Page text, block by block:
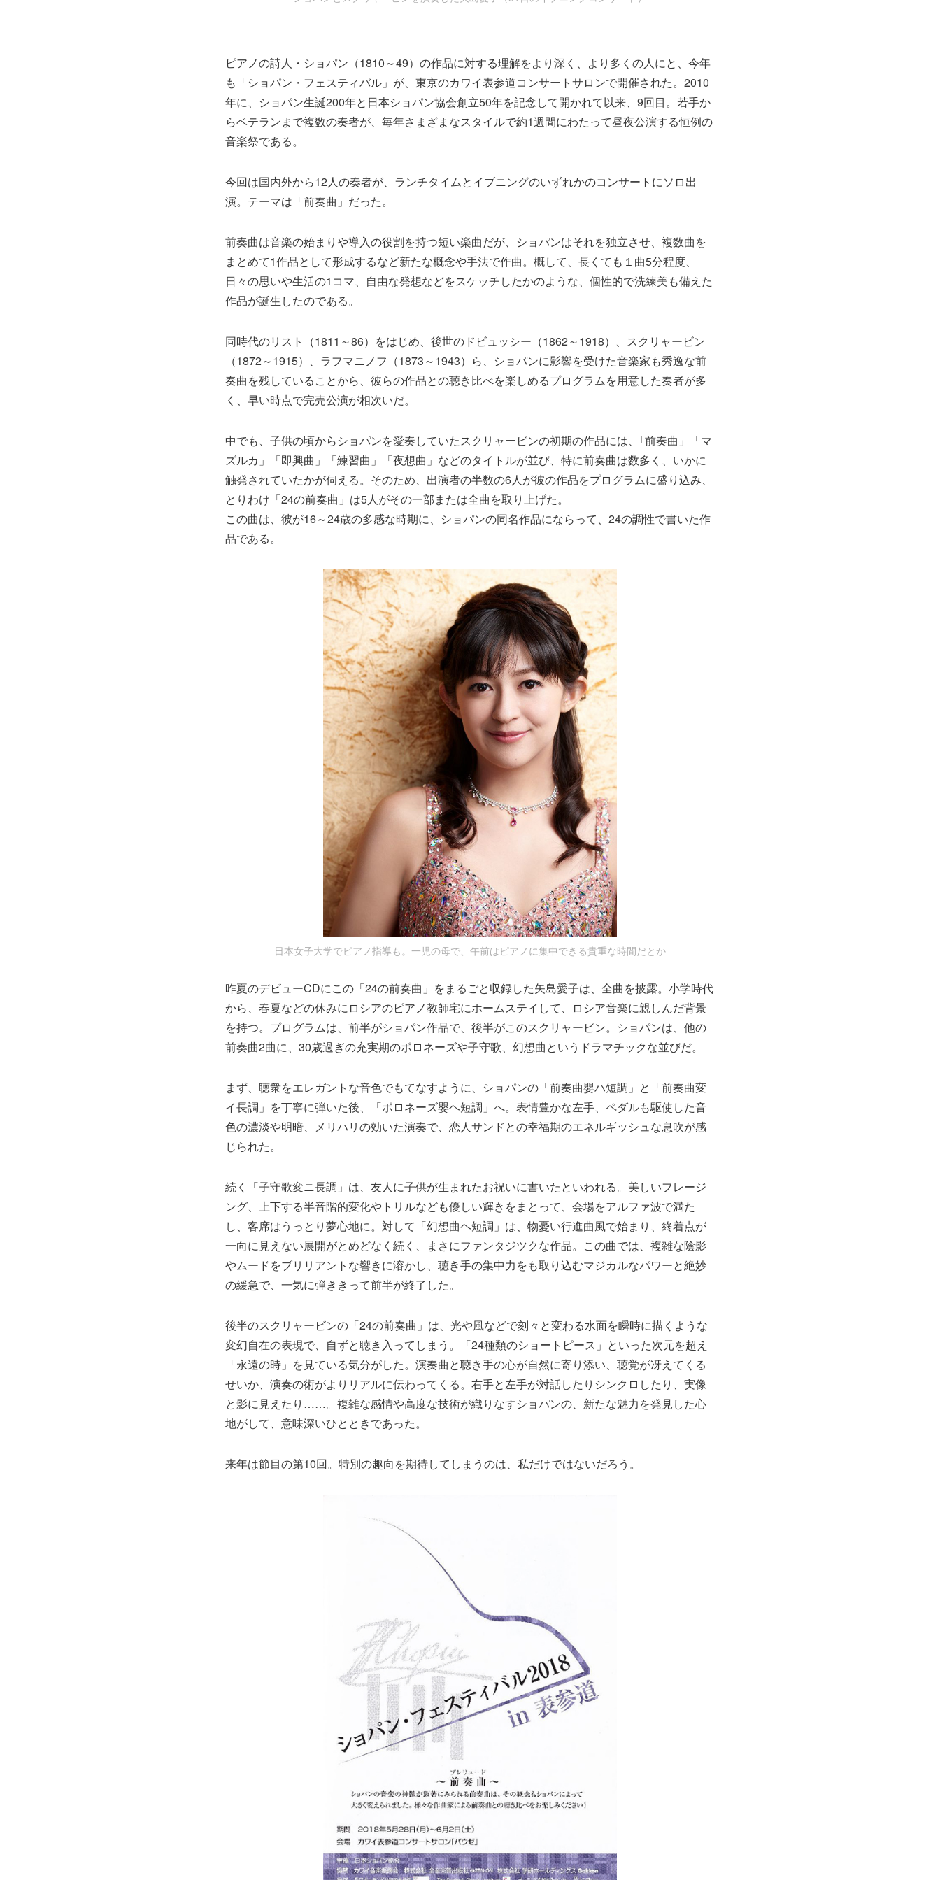
ピアノの詩人・ショパン（1810～49）の作品に対する理解をより深く、より多くの人にと、今年
も「ショパン・フェスティバル」が、東京のカワイ表参道コンサートサロンで開催された。2010
年に、ショパン生誕200年と日本ショパン協会創立50年を記念して開かれて以来、9回目。若手か
らベテランまで複数の奏者が、毎年さまざまなスタイルで約1週間にわたって昼夜公演する恒例の
音楽祭である。
今回は国内外から12人の奏者が、ランチタイムとイブニングのいずれかのコンサートにソロ出
演。テーマは「前奏曲」だった。
前奏曲は音楽の始まりや導入の役割を持つ短い楽曲だが、ショパンはそれを独立させ、複数曲を
まとめて1作品として形成するなど新たな概念や手法で作曲。概して、長くても１曲5分程度、
日々の思いや生活の1コマ、自由な発想などをスケッチしたかのような、個性的で洗練美も備えた
作品が誕生したのである。
同時代のリスト（1811～86）をはじめ、後世のドビュッシー（1862～1918）、スクリャービン
（1872～1915）、ラフマニノフ（1873～1943）ら、ショパンに影響を受けた音楽家も秀逸な前
奏曲を残していることから、彼らの作品との聴き比べを楽しめるプログラムを用意した奏者が多
く、早い時点で完売公演が相次いだ。
中でも、子供の頃からショパンを愛奏していたスクリャービンの初期の作品には、｢前奏曲」「マ
ズルカ」「即興曲」「練習曲」「夜想曲」などのタイトルが並び、特に前奏曲は数多く、いかに
触発されていたかが伺える。そのため、出演者の半数の6人が彼の作品をプログラムに盛り込み、
とりわけ「24の前奏曲」は5人がその一部または全曲を取り上げた。
この曲は、彼が16～24歳の多感な時期に、ショパンの同名作品にならって、24の調性で書いた作
品である。
日本女子大学でピアノ指導も。一児の母で、午前はピアノに集中できる貴重な時間だとか
昨夏のデビューCDにこの「24の前奏曲」をまるごと収録した矢島愛子は、全曲を披露。小学時代
から、春夏などの休みにロシアのピアノ教師宅にホームステイして、ロシア音楽に親しんだ背景
を持つ。プログラムは、前半がショパン作品で、後半がこのスクリャービン。ショパンは、他の
前奏曲2曲に、30歳過ぎの充実期のポロネーズや子守歌、幻想曲というドラマチックな並びだ。
まず、聴衆をエレガントな音色でもてなすように、ショパンの「前奏曲嬰ハ短調」と「前奏曲変
イ長調」を丁寧に弾いた後、「ポロネーズ嬰ヘ短調」へ。表情豊かな左手、ペダルも駆使した音
色の濃淡や明暗、メリハリの効いた演奏で、恋人サンドとの幸福期のエネルギッシュな息吹が感
じられた。
続く「子守歌変ニ長調」は、友人に子供が生まれたお祝いに書いたといわれる。美しいフレージ
ング、上下する半音階的変化やトリルなども優しい輝きをまとって、会場をアルファ波で満た
し、客席はうっとり夢心地に。対して「幻想曲ヘ短調」は、物憂い行進曲風で始まり、終着点が
一向に見えない展開がとめどなく続く、まさにファンタジツクな作品。この曲では、複雑な陰影
やムードをブリリアントな響きに溶かし、聴き手の集中力をも取り込むマジカルなパワーと絶妙
の緩急で、一気に弾ききって前半が終了した。
後半のスクリャービンの「24の前奏曲」は、光や風などで刻々と変わる水面を瞬時に描くような
変幻自在の表現で、自ずと聴き入ってしまう。「24種類のショートピース」といった次元を超え
「永遠の時」を見ている気分がした。演奏曲と聴き手の心が自然に寄り添い、聴覚が冴えてくる
せいか、演奏の術がよりリアルに伝わってくる。右手と左手が対話したりシンクロしたり、実像
と影に見えたり……。複雑な感情や高度な技術が織りなすショパンの、新たな魅力を発見した心
地がして、意味深いひとときであった。
来年は節目の第10回。特別の趣向を期待してしまうのは、私だけではないだろう。